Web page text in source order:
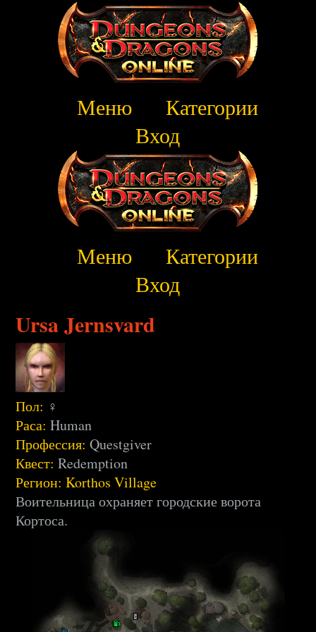
Меню
Категории
Вход
Меню
Категории
Вход
Ursa Jernsvard
Пол: ♀
Раса: Human
Профессия: Questgiver
Квест: Redemption
Регион: Korthos Village
Воительница охраняет городские ворота
Кортоса.